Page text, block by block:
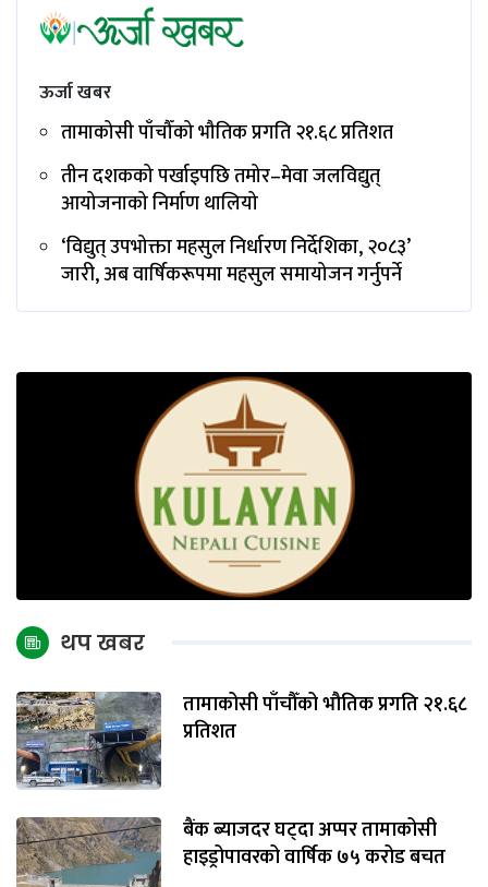
ऊर्जा खबर
तामाकोसी पाँचौँको भौतिक प्रगति २१.६८ प्रतिशत
तीन दशकको पर्खाइपछि तमोर–मेवा जलविद्युत्
आयोजनाको निर्माण थालियो
‘विद्युत् उपभोक्ता महसुल निर्धारण निर्देशिका, २०८३’
जारी, अब वार्षिकरूपमा महसुल समायोजन गर्नुपर्ने
थप खबर
तामाकोसी पाँचौँको भौतिक प्रगति २१.६८
प्रतिशत
बैंक ब्याजदर घट्दा अप्पर तामाकोसी
हाइड्रोपावरको वार्षिक ७५ करोड बचत